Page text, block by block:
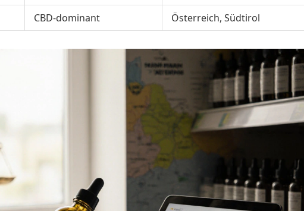
CBD‑dominant Österreich, Südtirol